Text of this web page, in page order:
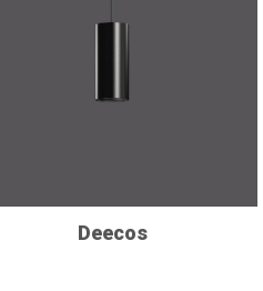
Deecos